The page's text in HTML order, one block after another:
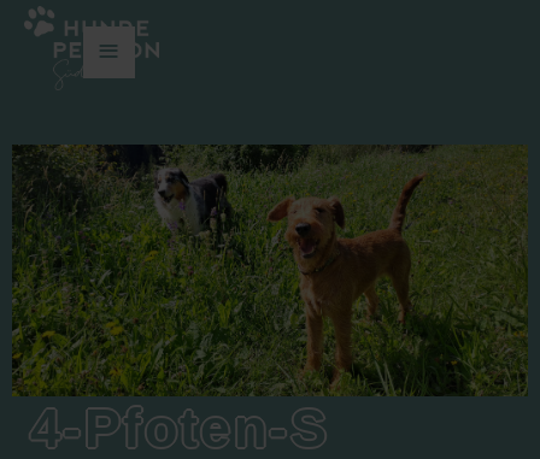
≡
4-Pfoten-S